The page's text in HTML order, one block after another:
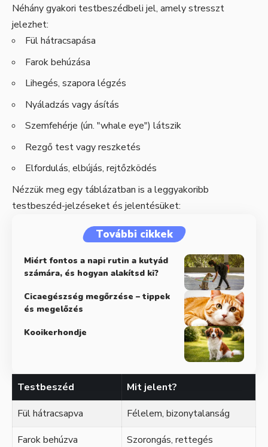
Néhány gyakori testbeszédbeli jel, amely stresszt
jelezhet:
Fül hátracsapása
Farok behúzása
Lihegés, szapora légzés
Nyáladzás vagy ásítás
Szemfehérje (ún. "whale eye") látszik
Rezgő test vagy reszketés
Elfordulás, elbújás, rejtőzködés
Nézzük meg egy táblázatban is a leggyakoribb
testbeszéd-jelzéseket és jelentésüket:
További cikkek
Miért fontos a napi rutin a kutyád
számára, és hogyan alakítsd ki?
Cicaegészség megőrzése – tippek
és megelőzés
Kooikerhondje
Testbeszéd
Mit jelent?
Fül hátracsapva
Félelem, bizonytalanság
Farok behúzva
Szorongás, rettegés